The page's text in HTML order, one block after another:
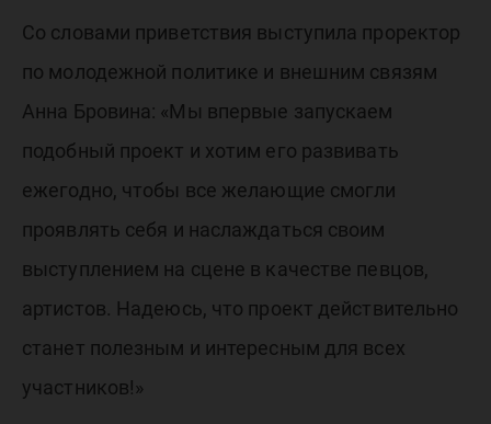
Со словами приветствия выступила проректор
по молодежной политике и внешним связям
Анна Бровина: «Мы впервые запускаем
подобный проект и хотим его развивать
ежегодно, чтобы все желающие смогли
проявлять себя и наслаждаться своим
выступлением на сцене в качестве певцов,
артистов. Надеюсь, что проект действительно
станет полезным и интересным для всех
участников!»